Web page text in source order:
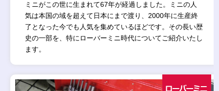
ミニがこの世に生まれて67年が経過しました。ミニの人
気は本国の域を超えて日本にまで渡り、2000年に生産終
了となった今でも人気を集めているほどです。その長い歴
史の一部を、特にローバーミニ時代についてご紹介いたし
ます。